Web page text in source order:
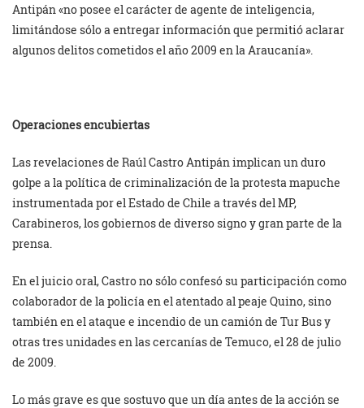
Antipán «no posee el carácter de agente de inteligencia,
limitándose sólo a entregar información que permitió aclarar
algunos delitos cometidos el año 2009 en la Araucanía».
Operaciones encubiertas
Las revelaciones de Raúl Castro Antipán implican un duro
golpe a la política de criminalización de la protesta mapuche
instrumentada por el Estado de Chile a través del MP,
Carabineros, los gobiernos de diverso signo y gran parte de la
prensa.
En el juicio oral, Castro no sólo confesó su participación como
colaborador de la policía en el atentado al peaje Quino, sino
también en el ataque e incendio de un camión de Tur Bus y
otras tres unidades en las cercanías de Temuco, el 28 de julio
de 2009.
Lo más grave es que sostuvo que un día antes de la acción se